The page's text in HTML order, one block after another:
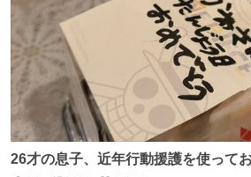
26才の息子、近年行動援護を使って